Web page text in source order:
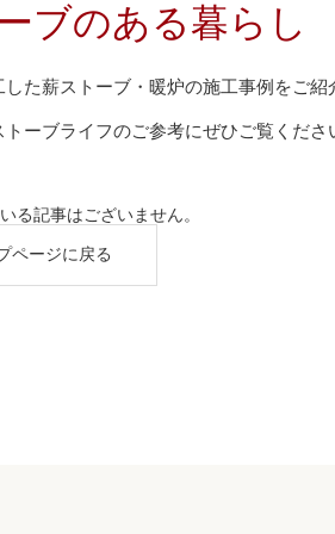
ブのある暮らし
した薪ストーブ・暖炉の施工事例をご紹
トーブライフのご参考にぜひご覧くださ
る記事はございません。
ページに戻る